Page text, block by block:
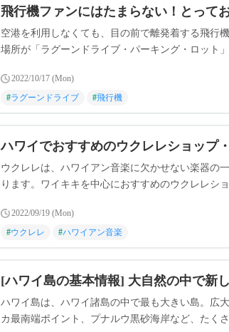
飛行機ファンにはたまらない！とって
空港を利用しなくても、目の前で離発着する飛行
場所が「ラグーンドライブ・パーキング・ロット
2022/10/17 (Mon)
#ラグーンドライブ #飛行機
ハワイでおすすめのウクレレショップ
ウクレレは、ハワイアン音楽に欠かせない楽器の
ります。ワイキキを中心におすすめのウクレレシ
2022/09/19 (Mon)
#ウクレレ #ハワイアン音楽
[ハワイ島の基本情報] 大自然の中で新
ハワイ島は、ハワイ諸島の中で最も大きい島。広
カ最南端ポイント、プナルウ黒砂海岸など、たく